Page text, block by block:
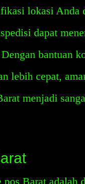
lokasi Anda
dapat
bantuan
lebih cepat,
menjadi
Barat adalah